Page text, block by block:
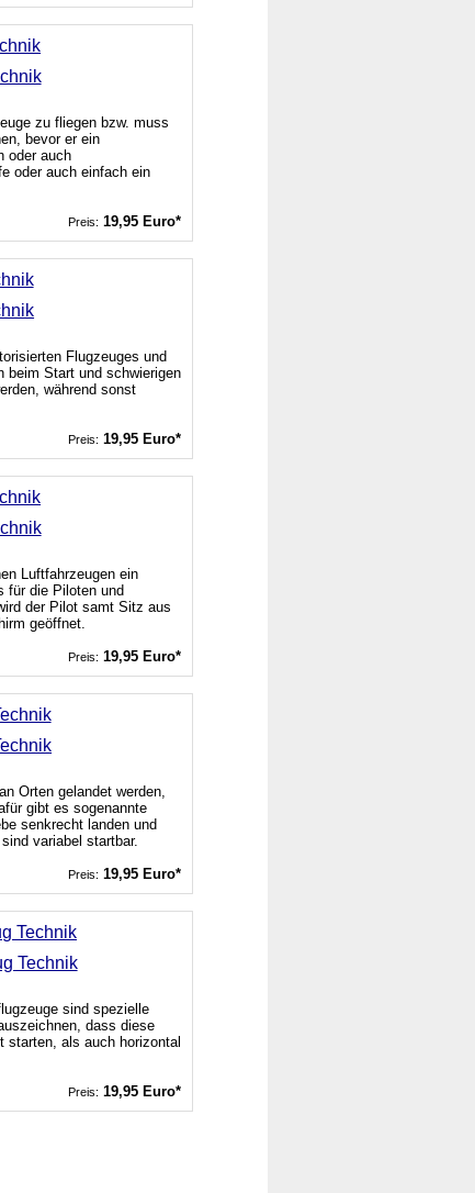
zu fliegen bzw. muss
bevor er ein
oder auch
oder auch einfach ein
Preis: 19,95 Euro*
Flugzeuges und
beim Start und schwierigen
während sonst
Preis: 19,95 Euro*
Luftfahrzeugen ein
für die Piloten und
der Pilot samt Sitz aus
geöffnet.
Preis: 19,95 Euro*
Orten gelandet werden,
gibt es sogenannte
senkrecht landen und
variabel startbar.
Preis: 19,95 Euro*
Technik
sind spezielle
dass diese
starten, als auch horizontal
Preis: 19,95 Euro*